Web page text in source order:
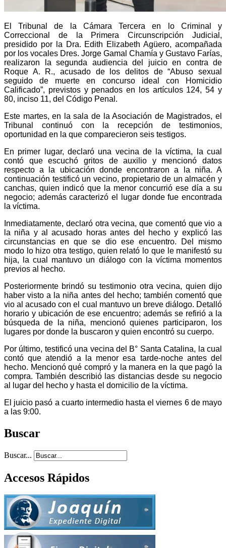
El Tribunal de la Cámara Tercera en lo Criminal y
Correccional de la Primera Circunscripción Judicial,
presidido por la Dra. Edith Elizabeth Agüero, acompañada
por los vocales Dres. Jorge Gamal Chamía y Gustavo Farías,
realizaron la segunda audiencia del juicio en contra de
Roque A. R., acusado de los delitos de “Abuso sexual
seguido de muerte en concurso ideal con Homicidio
Calificado”, previstos y penados en los artículos 124, 54 y
80, inciso 11, del Código Penal.
Este martes, en la sala de la Asociación de Magistrados, el
Tribunal continuó con la recepción de testimonios,
oportunidad en la que comparecieron seis testigos.
En primer lugar, declaró una vecina de la víctima, la cual
contó que escuchó gritos de auxilio y mencionó datos
respecto a la ubicación donde encontraron a la niña. A
continuación testificó un vecino, propietario de un almacén y
canchas, quien indicó que la menor concurrió ese día a su
negocio; además caracterizó el lugar donde fue encontrada
la víctima.
Inmediatamente, declaró otra vecina, que comentó que vio a
la niña y al acusado horas antes del hecho y explicó las
circunstancias en que se dio ese encuentro. Del mismo
modo lo hizo otra testigo, quien relató lo que le manifestó su
hija, la cual mantuvo un diálogo con la víctima momentos
previos al hecho.
Posteriormente brindó su testimonio otra vecina, quien dijo
haber visto a la niña antes del hecho; también comentó que
vio al acusado con el cual mantuvo un breve diálogo. Detalló
horario y ubicación de ese encuentro; además se refirió a la
búsqueda de la niña, mencionó quienes participaron, los
lugares por donde la buscaron y quien encontró su cuerpo.
Por último, testificó una vecina del B° Santa Catalina, la cual
contó que atendió a la menor esa tarde-noche antes del
hecho. Mencionó qué compró y la manera en la que pagó la
compra. También describió las distancias desde su negocio
al lugar del hecho y hasta el domicilio de la víctima.
El juicio pasó a cuarto intermedio hasta el viernes 6 de mayo
a las 9:00.
Buscar
Buscar...
Accesos Rápidos